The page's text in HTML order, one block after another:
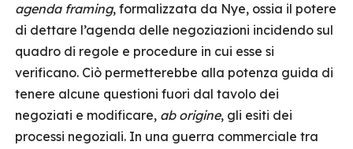
agenda framing, formalizzata da Nye, ossia il potere
di dettare l’agenda delle negoziazioni incidendo sul
quadro di regole e procedure in cui esse si
verificano. Ciò permetterebbe alla potenza guida di
tenere alcune questioni fuori dal tavolo dei
negoziati e modificare, ab origine, gli esiti dei
processi negoziali. In una guerra commerciale tra